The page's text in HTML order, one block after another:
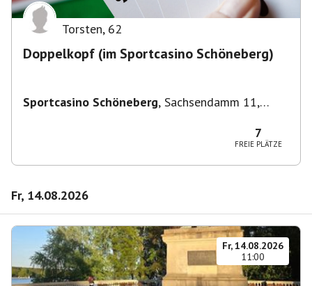
Torsten, 62
Doppelkopf (im Sportcasino Schöneberg)
Sportcasino Schöneberg, Sachsendamm 11,
7
FREIE PLÄTZE
Fr, 14.08.2026
Fr, 14.08.2026
11:00